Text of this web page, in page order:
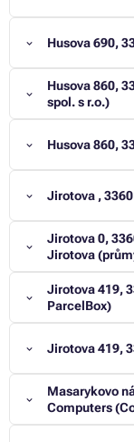
Husova 690,
Husova 860,
spol. s r.o.)
Husova 860,
Jirotova ,
Jirotova 0,
Jirotova
Jirotova 419,
ParcelBox)
Jirotova 419,
Masarykovo
Computers